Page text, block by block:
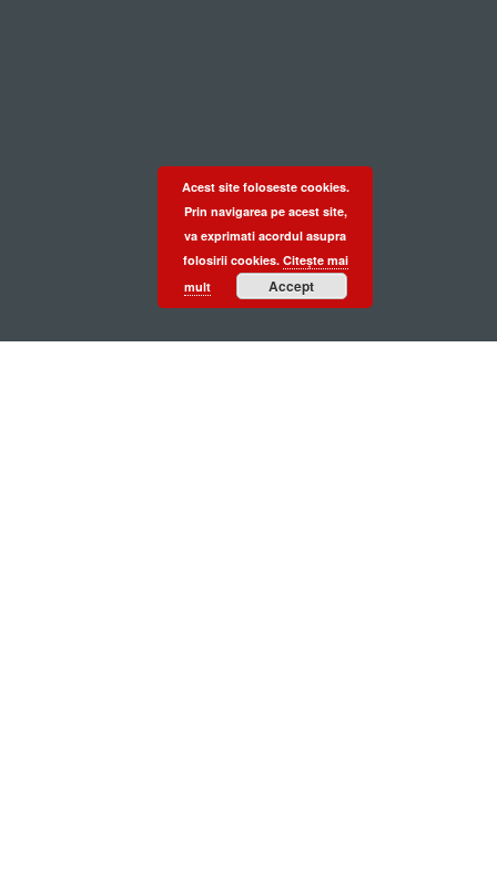
Acest site foloseste cookies.
Prin navigarea pe acest site,
va exprimati acordul asupra
folosirii cookies. Citește mai
mult
Accept